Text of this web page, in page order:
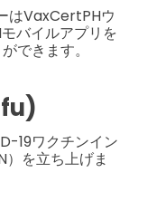
はVaxCertPHウ
バイルアプリを
できます。
19ワクチンイン
を立ち上げま